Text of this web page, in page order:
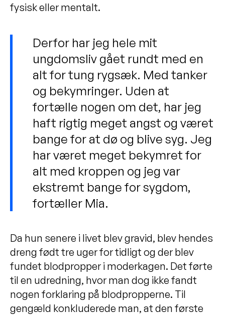
fysisk eller mentalt.
Derfor har jeg hele mit
ungdomsliv gået rundt med en
alt for tung rygsæk. Med tanker
og bekymringer. Uden at
fortælle nogen om det, har jeg
haft rigtig meget angst og været
bange for at dø og blive syg. Jeg
har været meget bekymret for
alt med kroppen og jeg var
ekstremt bange for sygdom,
fortæller Mia.
Da hun senere i livet blev gravid, blev hendes
dreng født tre uger for tidligt og der blev
fundet blodpropper i moderkagen. Det førte
til en udredning, hvor man dog ikke fandt
nogen forklaring på blodpropperne. Til
gengæld konkluderede man, at den første